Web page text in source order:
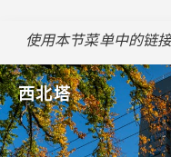
使用本节菜单中的链
西北塔